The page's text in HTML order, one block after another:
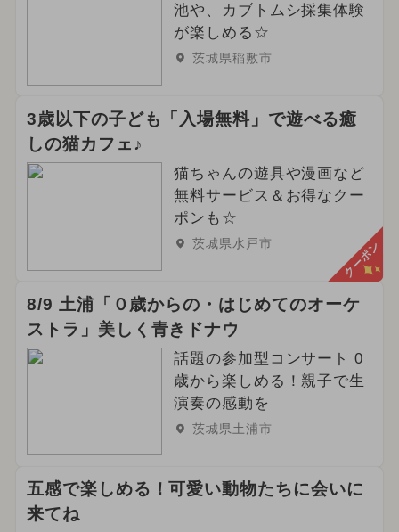
池や、カブトムシ採集体験
が楽しめる☆
茨城県稲敷市
3歳以下の子ども「入場無料」で遊べる癒
しの猫カフェ♪
猫ちゃんの遊具や漫画など
無料サービス＆お得なクー
ポンも☆
茨城県水戸市 クーポン
8/9 土浦「０歳からの・はじめてのオーケ
ストラ」美しく青きドナウ
話題の参加型コンサート 0
歳から楽しめる！親子で生
演奏の感動を
茨城県土浦市
五感で楽しめる！可愛い動物たちに会いに
来てね